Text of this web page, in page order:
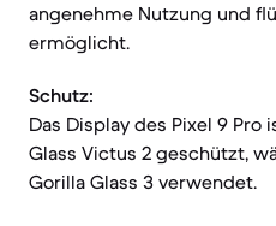
angenehme Nutzung und
ermöglicht.
Schutz:
Das Display des Pixel 9
Glass Victus 2 geschützt,
Gorilla Glass 3 verwendet.